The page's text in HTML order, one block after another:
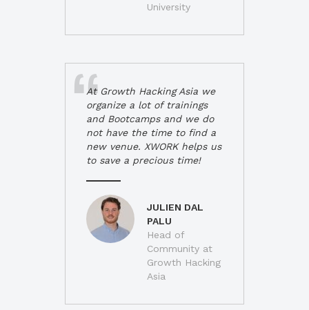
University
At Growth Hacking Asia we
organize a lot of trainings
and Bootcamps and we do
not have the time to find a
new venue. XWORK helps us
to save a precious time!
JULIEN DAL
PALU
Head of
Community at
Growth Hacking
Asia